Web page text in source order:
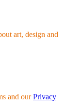
art, design and
and ourPrivacy